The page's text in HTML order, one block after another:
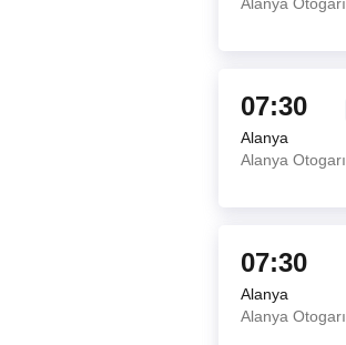
07:30
Alanya
Alanya Otogarı
07:30
Alanya
Alanya Otogarı